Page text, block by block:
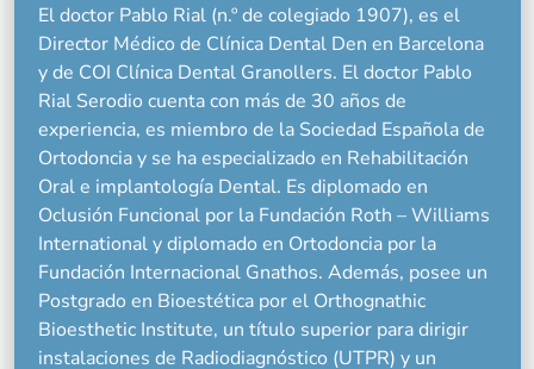
El doctor Pablo Rial (n.º de colegiado 1907), es el
Director Médico de Clínica Dental Den en Barcelona
y de COI Clínica Dental Granollers. El doctor Pablo
Rial Serodio cuenta con más de 30 años de
experiencia, es miembro de la Sociedad Española de
Ortodoncia y se ha especializado en Rehabilitación
Oral e implantología Dental. Es diplomado en
Oclusión Funcional por la Fundación Roth – Williams
International y diplomado en Ortodoncia por la
Fundación Internacional Gnathos. Además, posee un
Postgrado en Bioestética por el Orthognathic
Bioesthetic Institute, un título superior para dirigir
instalaciones de Radiodiagnóstico (UTPR) y un